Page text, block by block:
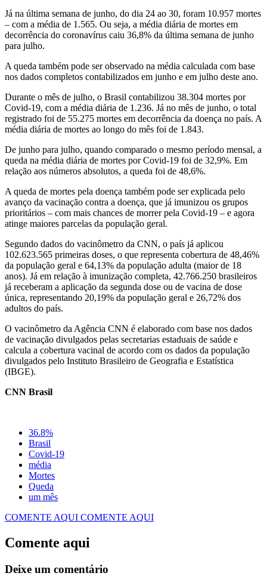
Já na última semana de junho, do dia 24 ao 30, foram 10.957 mortes
– com a média de 1.565. Ou seja, a média diária de mortes em
decorrência do coronavírus caiu 36,8% da última semana de junho
para julho.
A queda também pode ser observado na média calculada com base
nos dados completos contabilizados em junho e em julho deste ano.
Durante o mês de julho, o Brasil contabilizou 38.304 mortes por
Covid-19, com a média diária de 1.236. Já no mês de junho, o total
registrado foi de 55.275 mortes em decorrência da doença no país. A
média diária de mortes ao longo do mês foi de 1.843.
De junho para julho, quando comparado o mesmo período mensal, a
queda na média diária de mortes por Covid-19 foi de 32,9%. Em
relação aos números absolutos, a queda foi de 48,6%.
A queda de mortes pela doença também pode ser explicada pelo
avanço da vacinação contra a doença, que já imunizou os grupos
prioritários – com mais chances de morrer pela Covid-19 – e agora
atinge maiores parcelas da população geral.
Segundo dados do vacinômetro da CNN, o país já aplicou
102.623.565 primeiras doses, o que representa cobertura de 48,46%
da população geral e 64,13% da população adulta (maior de 18
anos). Já em relação à imunização completa, 42.766.250 brasileiros
já receberam a aplicação da segunda dose ou de vacina de dose
única, representando 20,19% da população geral e 26,72% dos
adultos do país.
O vacinômetro da Agência CNN é elaborado com base nos dados
de vacinação divulgados pelas secretarias estaduais de saúde e
calcula a cobertura vacinal de acordo com os dados da população
divulgados pelo Instituto Brasileiro de Geografia e Estatística
(IBGE).
CNN Brasil
36.8%
Covid-19
média
Mortes
Queda
um mês
COMENTE AQUI COMENTE AQUI
Comente aqui
Deixe um comentário